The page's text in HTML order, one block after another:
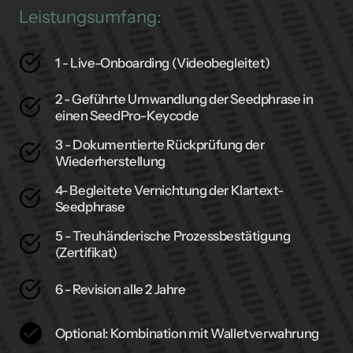
Leistungsumfang:
1 - Live-Onboarding (Videobegleitet)
2 - Geführte Umwandlung der Seedphrase in
einen SeedPro-Keycode
3 - Dokumentierte Rückprüfung der
Wiederherstellung
4- Begleitete Vernichtung der Klartext-
Seedphrase
5 - Treuhänderische Prozessbestätigung
(Zertifikat)
6 - Revision alle 2 Jahre
Optional: Kombination mit Walletverwahrung